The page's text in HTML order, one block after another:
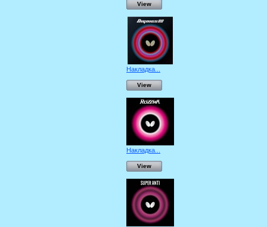
View
Накладка...
View
Накладка...
View